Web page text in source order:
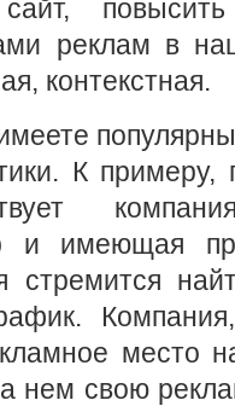
реклам в
контекстная.
К примеру,
и имеющая
стремится
место
нем свою